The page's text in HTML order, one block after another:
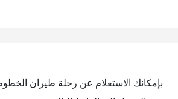
بإمكانك الاستعلام عن رحلة طيران